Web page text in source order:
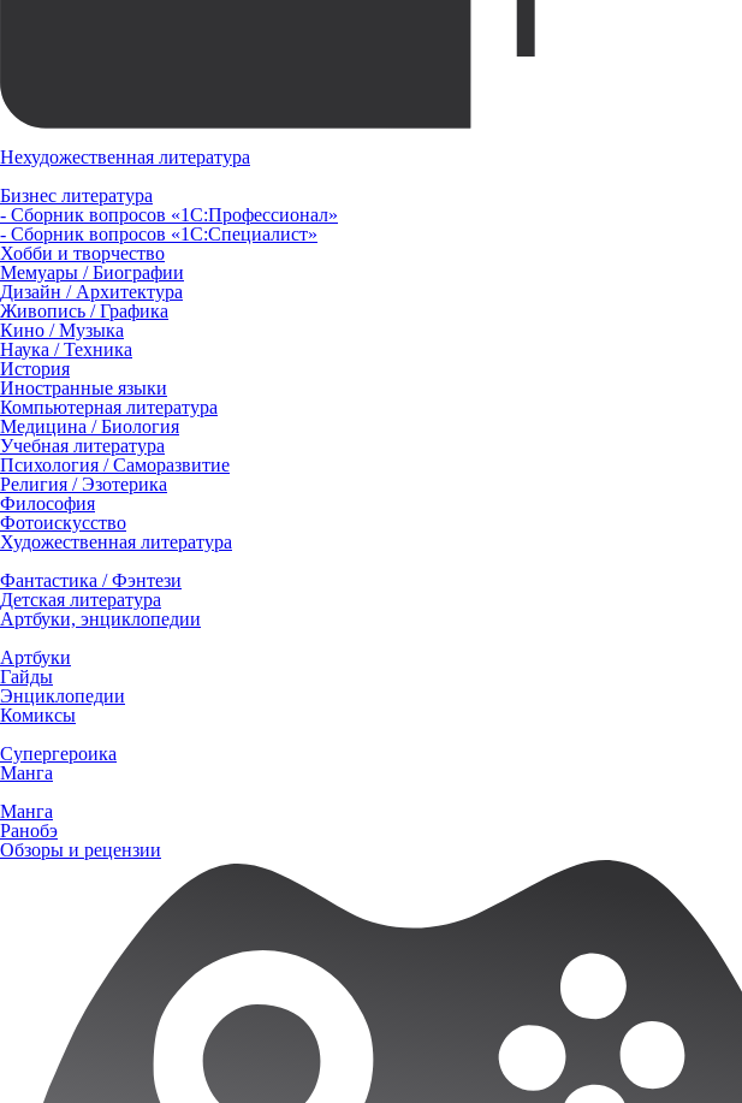
Нехудожественная литература
Бизнес литература
- Сборник вопросов «1С:Профессионал»
- Сборник вопросов «1С:Специалист»
Хобби и творчество
Мемуары / Биографии
Дизайн / Архитектура
Живопись / Графика
Кино / Музыка
Наука / Техника
История
Иностранные языки
Компьютерная литература
Медицина / Биология
Учебная литература
Психология / Саморазвитие
Религия / Эзотерика
Философия
Фотоискусство
Художественная литература
Фантастика / Фэнтези
Детская литература
Артбуки, энциклопедии
Артбуки
Гайды
Энциклопедии
Комиксы
Супергероика
Манга
Манга
Ранобэ
Обзоры и рецензии